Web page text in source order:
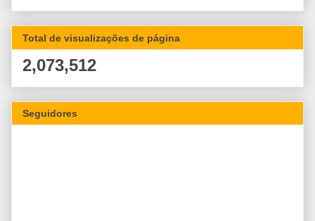
Total de visualizações de página
2,073,512
Seguidores